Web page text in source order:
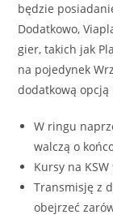
będzie
Dodatkowo,
gier, takich jak
na pojedynek
dodatkową opcją
W ringu
walczą o
Kursy na
Transmisję z
obejrzeć